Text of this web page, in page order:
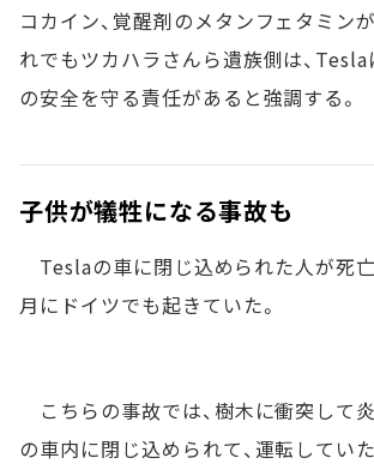
コカイン、覚醒剤のメタンフェタミン
れでもツカハラさんら遺族側は、
の安全を守る責任があると強調する。
子供が犠牲になる事故も
Teslaの車に閉じ込められた人が死
月にドイツでも起きていた。
こちらの事故では、樹木に衝突して
の車内に閉じ込められて、運転してい